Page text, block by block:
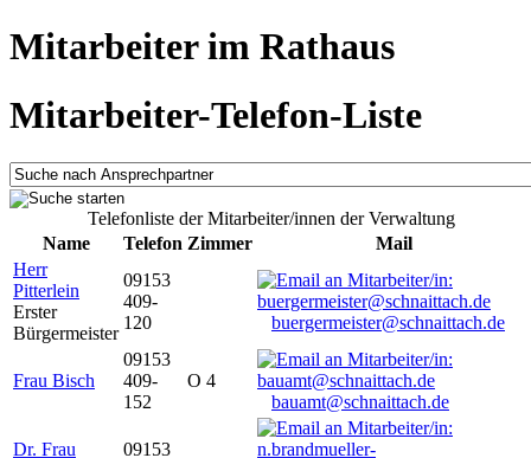
Mitarbeiter im Rathaus
Mitarbeiter-Telefon-Liste
Telefonliste der Mitarbeiter/innen der Verwaltung
Name
Telefon Zimmer
Mail
Herr
Pitterlein
Erster
Bürgermeister
09153
409-
120
buergermeister@schnaittach.de
Frau Bisch
09153
409-
152
O 4
bauamt@schnaittach.de
Dr. Frau
09153